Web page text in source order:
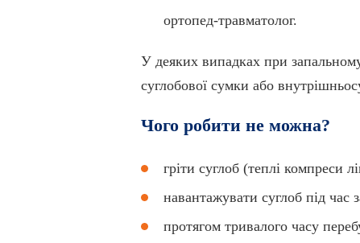
ортопед-травматолог.
У деяких випадках при
суглобової сумки або
Чого робити не можна?
гріти суглоб (теплі компреси
навантажувати суглоб під час
протягом тривалого часу